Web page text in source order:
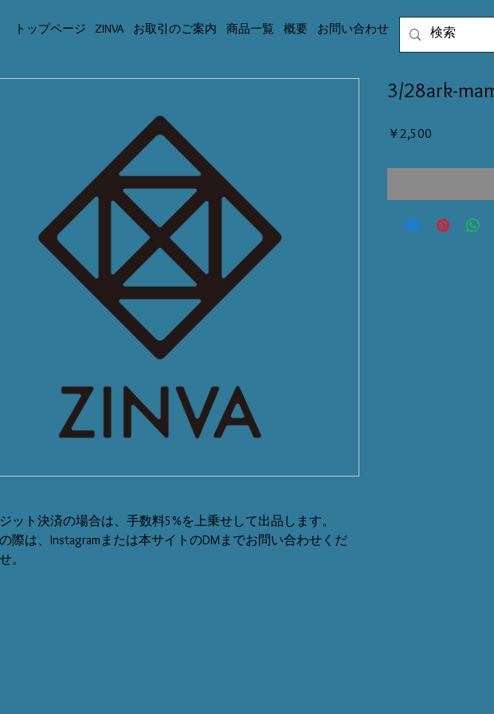
トップページ ZINVA お取引のご案内 商品一覧 概要 お問い合わせ
ット決済の場合は、手数料5%を上乗せして出品します。
際は、Instagramまたは本サイトのDMまでお問い合わせくだ
。
3/28ark-
￥2,500